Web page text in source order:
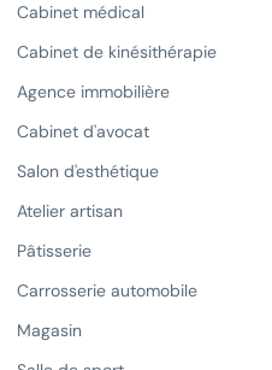
Cabinet médical
Cabinet de kinésithérapie
Agence immobilière
Cabinet d'avocat
Salon d'esthétique
Atelier artisan
Pâtisserie
Carrosserie automobile
Magasin